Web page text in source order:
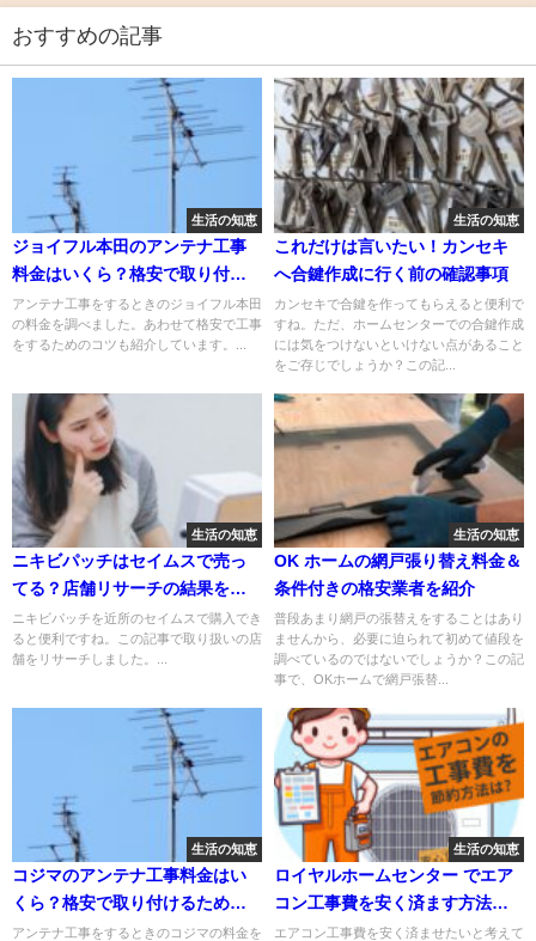
おすすめの記事
生活の知恵
ジョイフル本田のアンテナ工事
料金はいくら？格安で取り付け
るためのコツも紹介！
アンテナ工事をするときのジョイフル本田
の料金を調べました。あわせて格安で工事
をするためのコツも紹介しています。...
生活の知恵
これだけは言いたい！カンセキ
へ合鍵作成に行く前の確認事項
カンセキで合鍵を作ってもらえると便利で
すね。ただ、ホームセンターでの合鍵作成
には気をつけないといけない点があること
をご存じでしょうか？この記...
生活の知恵
ニキビパッチはセイムスで売っ
てる？店舗リサーチの結果をシ
ェア
ニキビパッチを近所のセイムスで購入でき
ると便利ですね。この記事で取り扱いの店
舗をリサーチしました。...
生活の知恵
OK ホームの網戸張り替え料金＆
条件付きの格安業者を紹介
普段あまり網戸の張替えをすることはあり
ませんから、必要に迫られて初めて値段を
調べているのではないでしょうか？この記
事で、OKホームで網戸張替...
生活の知恵
コジマのアンテナ工事料金はい
くら？格安で取り付けるための
コツも紹介！
アンテナ工事をするときのコジマの料金を
生活の知恵
ロイヤルホームセンター でエア
コン工事費を安く済ます方法！
腕のいい業者を見つけるコツも
エアコン工事費を安く済ませたいと考えて